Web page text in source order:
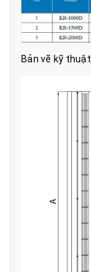
Bản vẽ kỹ thuật